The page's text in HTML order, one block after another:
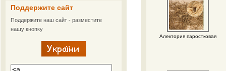
Поддержите сайт
Поддержите наш сайт - разместите
нашу кнопку
Алектория паростковая